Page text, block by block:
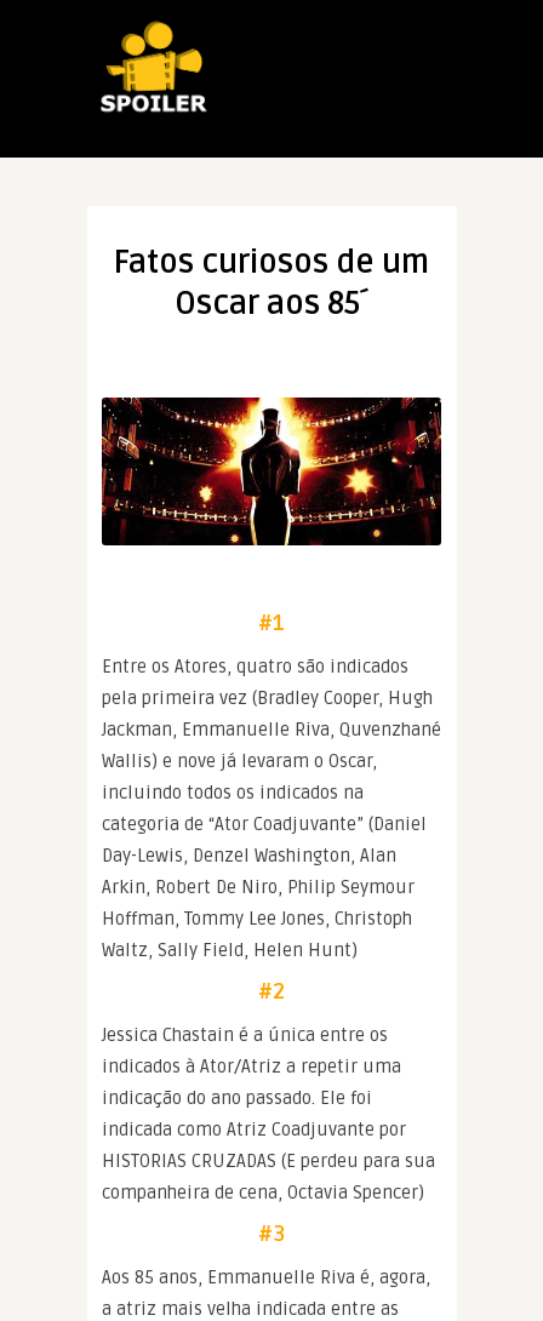
Fatos curiosos de um
Oscar aos 85´
#1
Entre os Atores, quatro são indicados
pela primeira vez (Bradley Cooper, Hugh
Jackman, Emmanuelle Riva, Quvenzhané
Wallis) e nove já levaram o Oscar,
incluindo todos os indicados na
categoria de “Ator Coadjuvante” (Daniel
Day-Lewis, Denzel Washington, Alan
Arkin, Robert De Niro, Philip Seymour
Hoffman, Tommy Lee Jones, Christoph
Waltz, Sally Field, Helen Hunt)
#2
Jessica Chastain é a única entre os
indicados à Ator/Atriz a repetir uma
indicação do ano passado. Ele foi
indicada como Atriz Coadjuvante por
HISTORIAS CRUZADAS (E perdeu para sua
companheira de cena, Octavia Spencer)
#3
Aos 85 anos, Emmanuelle Riva é, agora,
a atriz mais velha indicada entre as